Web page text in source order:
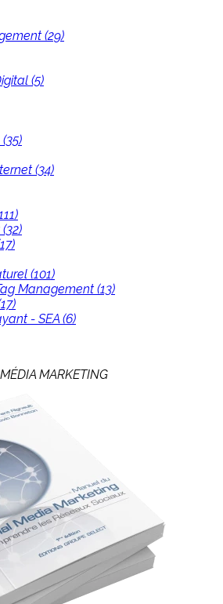
(29)
(5)
(34)
(101)
Management (13)
- SEA (6)
MARKETING